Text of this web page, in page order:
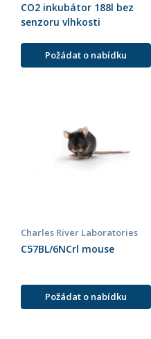
CO2 inkubátor 188l bez
senzoru vlhkosti
Požádat o nabídku
Charles River Laboratories
C57BL/6NCrl mouse
Požádat o nabídku